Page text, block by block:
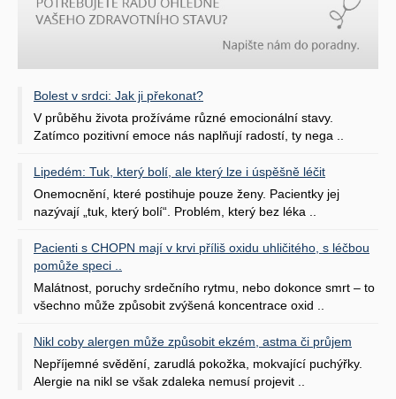
Bolest v srdci: Jak ji překonat?
V průběhu života prožíváme různé emocionální stavy.
Zatímco pozitivní emoce nás naplňují radostí, ty nega ..
Lipedém: Tuk, který bolí, ale který lze i úspěšně léčit
Onemocnění, které postihuje pouze ženy. Pacientky jej
nazývají „tuk, který bolí“. Problém, který bez léka ..
Pacienti s CHOPN mají v krvi příliš oxidu uhličitého, s léčbou
pomůže speci ..
Malátnost, poruchy srdečního rytmu, nebo dokonce smrt – to
všechno může způsobit zvýšená koncentrace oxid ..
Nikl coby alergen může způsobit ekzém, astma či průjem
Nepříjemné svědění, zarudlá pokožka, mokvající puchýřky.
Alergie na nikl se však zdaleka nemusí projevit ..